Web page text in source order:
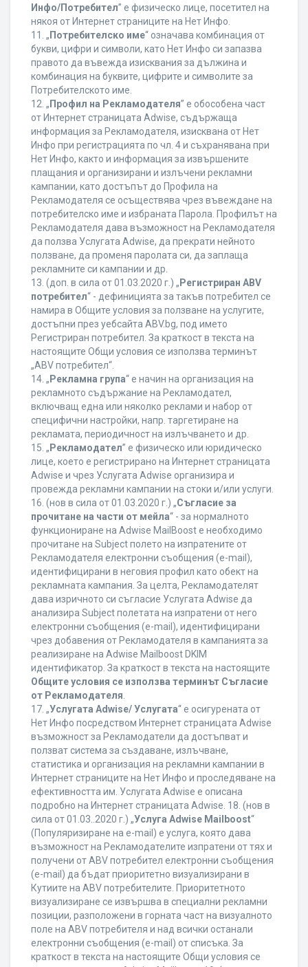
Инфо/Потребител” е физическо лице, посетител на
някоя от Интернет страниците на Нет Инфо.
11. „ Потребителско име“ означава комбинация от
букви, цифри и символи, като Нет Инфо си запазва
правото да въвежда изисквания за дължина и
комбинация на буквите, цифрите и символите за
Потребителското име.
12. „ Профил на Рекламодателя” е обособена част
от Интернет страницата Adwise, съдържаща
информация за Рекламодателя, изисквана от Нет
Инфо при регистрацията по чл. 4 и съхранявана при
Нет Инфо, както и информация за извършените
плащания и организирани и излъчени рекламни
кампании, като достъпът до Профила на
Рекламодателя се осъществява чрез въвеждане на
потребителско име и избраната Парола. Профилът на
Рекламодателя дава възможност на Рекламодателя
да ползва Услугата Adwise, да прекрати нейното
ползване, да променя паролата си, да заплаща
рекламните си кампании и др.
13. (доп. в сила от 01.03.2020 г.) „ Регистриран ABV
потребител“ - дефиницията за такъв потребител се
намира в Общите условия за ползване на услугите,
достъпни през уебсайта ABV.bg, под името
Регистриран потребител. За краткост в текста на
настоящите Общи условия се използва терминът
„ABV потребител“.
14. „ Рекламна група“ е начин на организация на
рекламното съдържание на Рекламодател,
включващ една или няколко реклами и набор от
специфични настройки, напр. таргетиране на
рекламата, периодичност на излъчването и др.
15. „ Рекламодател” е физическо или юридическо
лице, което е регистрирано на Интернет страницата
Adwise и чрез Услугата Adwise организира и
провежда рекламни кампании на стоки и/или услуги.
16. (нов в сила от 01.03.2020 г.) „Съгласие за
прочитане на части от мейла“ - за нормалното
функциониране на Adwise MailBoost е необходимо
прочитане на Subject полето на изпратените от
Рекламодателя електронни съобщения (e-mail),
идентифицирани в неговия профил като обект на
рекламната кампания. За целта, Рекламодателят
дава изричното си съгласие Услугата Adwise да
анализира Subject полетата на изпратени от него
електронни съобщения (e-mail), идентифицирани
чрез добавения от Рекламодателя в кампанията за
реализиране на Adwise Mailboost DKIM
идентификатор. За краткост в текста на настоящите
Общите условия се използва терминът Съгласие
от Рекламодателя
17. „Услугата Adwise/ Услугата“ е осигурената от
Нет Инфо посредством Интернет страницата Adwise
възможност за Рекламодатели да достъпват и
ползват система за създаване, излъчване,
статистика и организация на рекламни кампании в
Интернет страниците на Нет Инфо и проследяване на
ефективността им. Услугата Adwise е описана
подробно на Интернет страницата Adwise. 18. (нов в
сила от 01.03..2020 г.) „Услуга Adwise Mailboost“
(Популяризиране на e-mail) е услуга, която дава
възможност на Рекламодателите изпратени от тях и
получени от ABV потребител електронни съобщения
(e-mail) да бъдат приоритетно визуализирани в
Кутиите на ABV потребителите. Приоритетното
визуализиране се извършва в специални рекламни
позиции, разположени в горната част на визуалното
поле на ABV потребителя и над всички останали
електронни съобщения (e-mail) от списъка. За
краткост в текста на настоящите Общи условия се